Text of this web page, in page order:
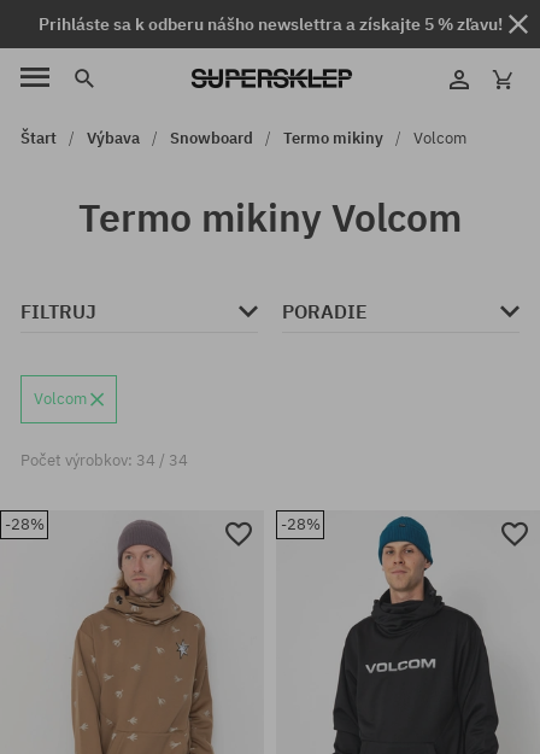
Prihláste sa k odberu nášho newslettra a získajte 5 % zľavu!
Štart Výbava Snowboard Termo mikiny Volcom
Termo mikiny Volcom
FILTRUJ PORADIE
Volcom
Počet výrobkov: 34 / 34
-28% -28%